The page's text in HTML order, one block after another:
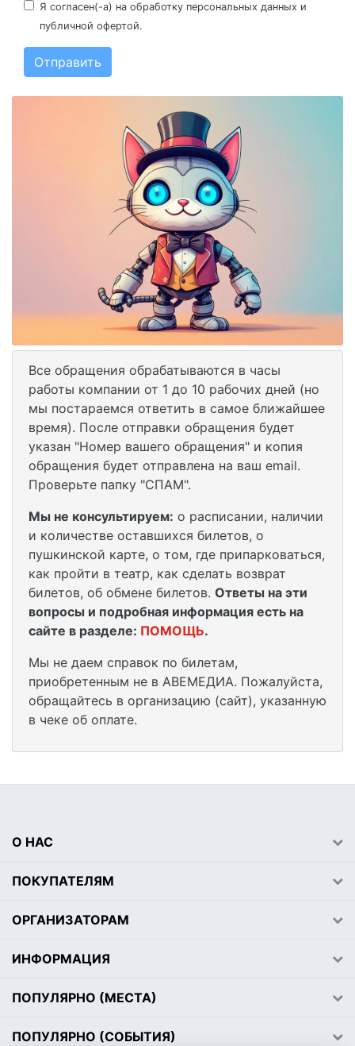
Я согласен(-а) на обработку персональных данных и
публичной офертой.
Отправить
Все обращения обрабатываются в часы
работы компании от 1 до 10 рабочих дней (но
мы постараемся ответить в самое ближайшее
время). После отправки обращения будет
указан "Номер вашего обращения" и копия
обращения будет отправлена на ваш email.
Проверьте папку "СПАМ".
Мы не консультируем: о расписании, наличии
и количестве оставшихся билетов, о
пушкинской карте, о том, где припарковаться,
как пройти в театр, как сделать возврат
билетов, об обмене билетов. Ответы на эти
вопросы и подробная информация есть на
сайте в разделе: ПОМОЩЬ.
Мы не даем справок по билетам,
приобретенным не в АВЕМЕДИА. Пожалуйста,
обращайтесь в организацию (сайт), указанную
в чеке об оплате.
О НАС
ПОКУПАТЕЛЯМ
ОРГАНИЗАТОРАМ
ИНФОРМАЦИЯ
ПОПУЛЯРНО (МЕСТА)
ПОПУЛЯРНО (СОБЫТИЯ)